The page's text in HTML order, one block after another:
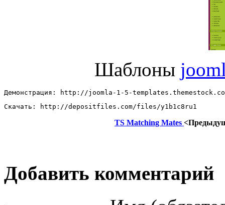
Шаблоны
Демонстрация: http://joomla-1-5-
Скачать: http://depositfiles.com/files/y1b1c8ru1
TS Matching Mates
Добавить комментарий